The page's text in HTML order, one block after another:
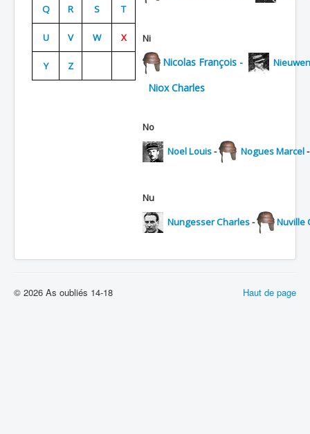
Batailles
Les As
Cahiers des As
Q R S T
U V W X
Y Z
Ni
Nicolas François -
Niox Charles
No
Noel Louis- Nogues Marcel
Nu
Nungesser Charles- Nuville
Haut de page
© 2026 As oubliés 14-18